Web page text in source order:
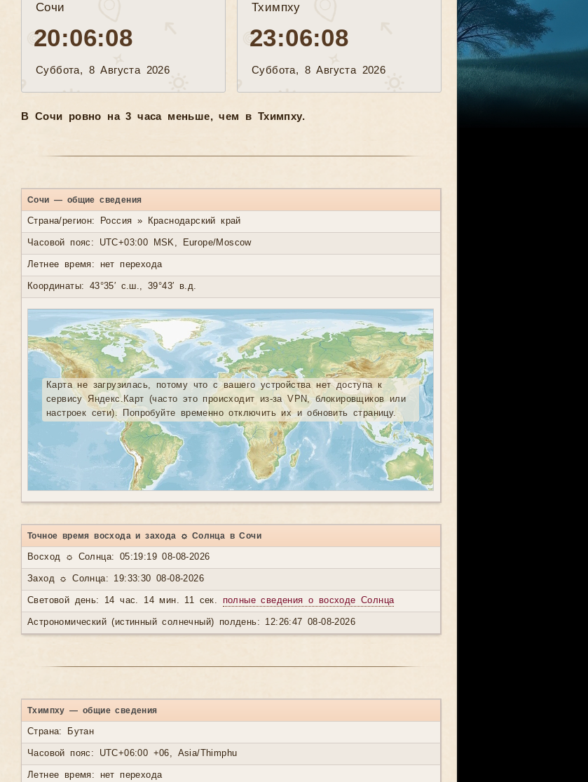
Сочи
20:06:10
Суббота, 8 Августа 2026
Тхимпху
23:06:10
Суббота, 8 Августа 2026
В Сочи ровно на 3 часа меньше, чем в Тхимпху.
Сочи — общие сведения
Страна/регион: Россия » Краснодарский край
Часовой пояс: UTC+03:00 MSK, Europe/Moscow
Летнее время: нет перехода
Координаты: 43°35′ с.ш., 39°43′ в.д.
Карта не загрузилась, потому что с вашего устройства нет доступа к
сервису Яндекс.Карт (часто это происходит из-за VPN, блокировщиков или
настроек сети). Попробуйте временно отключить их и обновить страницу.
Точное время восхода и захода ☼ Солнца в Сочи
Восход ☼ Солнца: 05:19:19 08-08-2026
Заход ☼ Солнца: 19:33:30 08-08-2026
Световой день: 14 час. 14 мин. 11 сек. полные сведения о восходе Солнца
Астрономический (истинный солнечный) полдень: 12:26:47 08-08-2026
Тхимпху — общие сведения
Страна: Бутан
Часовой пояс: UTC+06:00 +06, Asia/Thimphu
Летнее время: нет перехода